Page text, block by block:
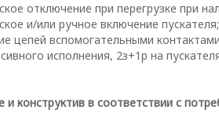
отключение при перегрузке при
и/или ручное включение пускателя;
цепей вспомогательными
исполнения, 2з+1р на
конструктив в соответствии с